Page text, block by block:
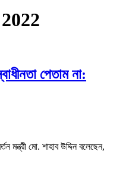
পেতাম না:
মন্ত্রী মো. শাহাব উদ্দিন বলেছেন,